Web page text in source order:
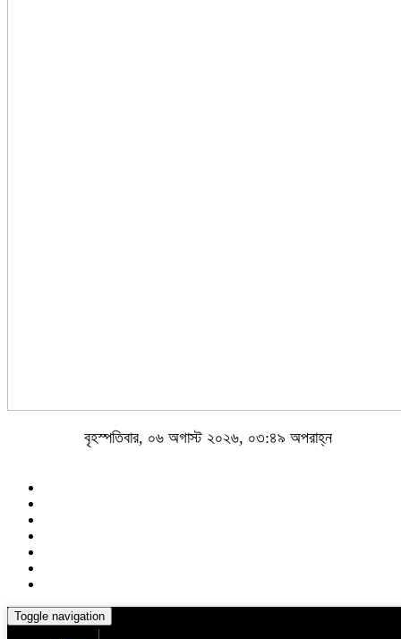
বৃহস্পতিবার, ০৬ অগাস্ট ২০২৬, ০৩:৪৯ অপরাহ্ন
Toggle navigation